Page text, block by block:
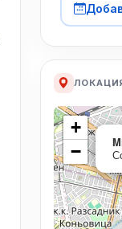
+
−